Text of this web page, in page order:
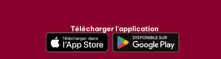
Télécharger l'application